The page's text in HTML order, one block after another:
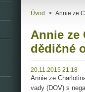
Úvod > Annie ze
Annie ze
dědičné
20.11.2015 21:18
Annie ze
vady (DOV) s